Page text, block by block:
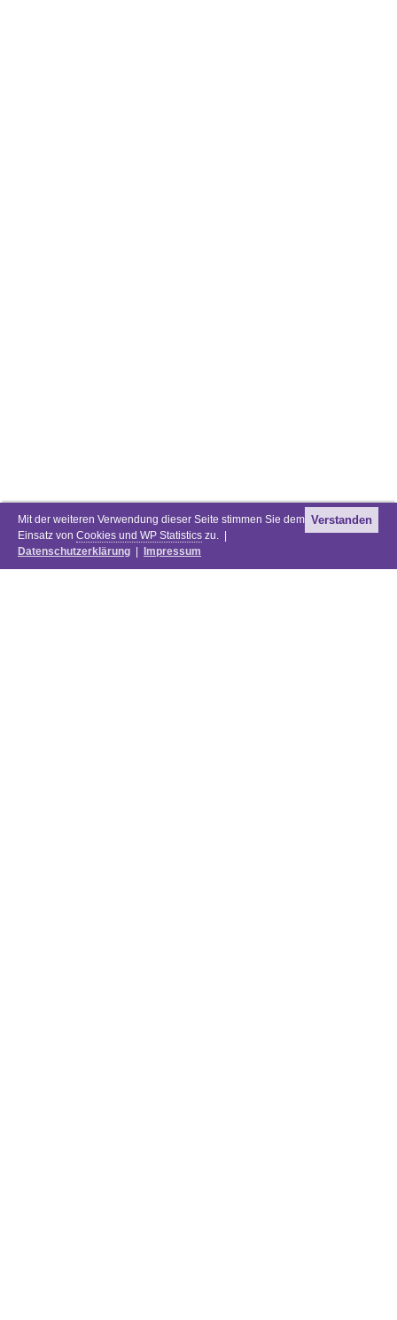
Mit der weiteren Verwendung dieser Seite stimmen Sie dem
Einsatz von Cookies und WP Statistics zu. |
Datenschutzerklärung
Impressum
Verstanden